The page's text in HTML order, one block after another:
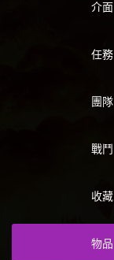
介面
任務
團隊
戰鬥
收藏
物品